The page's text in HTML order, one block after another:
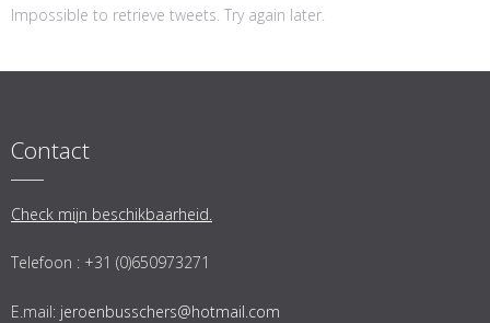
Impossible to retrieve tweets. Try again later.
Contact
Check mijn beschikbaarheid.
Telefoon : +31 (0)650973271
E.mail: jeroenbusschers@hotmail.com